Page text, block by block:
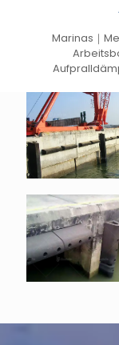
Marinas｜
SFW D
SFW D